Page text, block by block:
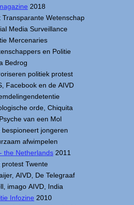
2018
Transparante Wetenschap
Media Surveillance
Mercenaries
en Politie
Bedrog
politiek protest
Facebook en de AIVD
orde, Chiquita
van een Mol
bespioneert jongeren
afwimpelen
the Netherlands 2011
protest Twente
AIVD, De Telegraaf
imago AIVD, India
Infozine 2010